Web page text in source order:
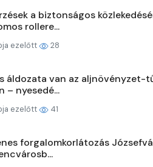
a biztonságos
rollere...
ezelőtt 28
áldozata van az aljnövényzet-
– nyesedé...
ezelőtt 41
forgalomkorlátozás